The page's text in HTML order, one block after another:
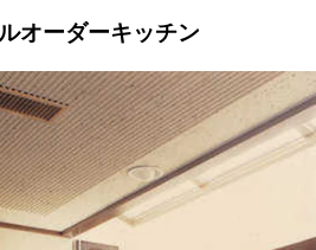
オーダーキッチン